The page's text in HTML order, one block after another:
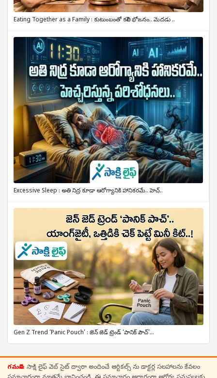
Eating Together as a Family : కుటుంబంతో కలిసి భోజనం.. మెదడు ..
Excessive Sleep : అతి నిద్ర కూడా ఆరోగ్యానికి హానికరమే.. హెచ్..
Gen Z Trend ‘Panic Pouch’ : జెన్ జెడ్ ట్రెండ్ ‘పానిక్ పౌచ్’...
గమనిక: సాక్షి లైఫ్ వెబ్ సైట్ ద్వారా అందించే ఆర్టికల్స్ ను డాక్టర్ల సలహాలను కేవలం